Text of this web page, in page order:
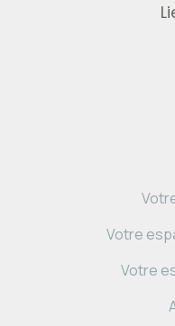
Votre
Votre